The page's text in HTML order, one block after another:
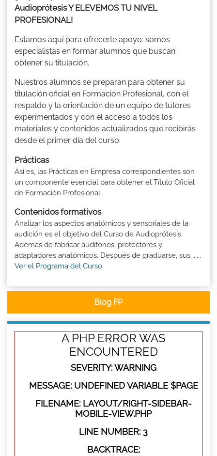
Audioprótesis Y ELEVEMOS TU NIVEL
PROFESIONAL!
Estamos aquí para ofrecerte apoyo: somos
especialistas en formar alumnos que buscan
obtener su titulación.
Nuestros alumnos se preparan para obtener su
titulación oficial en Formación Profesional, con el
respaldo y la orientación de un equipo de tutores
experimentados y con el acceso a todos los
materiales y contenidos actualizados que recibirás
desde el primer día del curso.
Prácticas
Así es, las Prácticas en Empresa correspondientes son
un componente esencial para obtener el Título Oficial
de Formación Profesional.
Contenidos formativos
Analizar los aspectos anatómicos y sensoriales de la
audición es el objetivo del Curso de Audioprótesis.
Además de fabricar audífonos, protectores y
adaptadores anatómicos. Después de graduarse, sus ......
Ver el Programa del Curso
Blog FP
A PHP ERROR WAS
ENCOUNTERED
SEVERITY: WARNING
MESSAGE: UNDEFINED VARIABLE $PAGE
FILENAME: LAYOUT/RIGHT-SIDEBAR-
MOBILE-VIEW.PHP
LINE NUMBER: 3
BACKTRACE: